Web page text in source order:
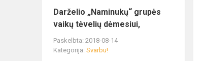
Darželio „Naminukų“ grupės
vaikų tėvelių dėmesiui,
Paskelbta: 2018-08-14
Kategorija: Svarbu!